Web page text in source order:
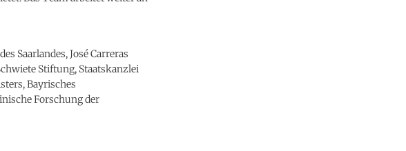
Saarlandes, José Carreras
Stiftung, Staatskanzlei
Bayrisches
Forschung der